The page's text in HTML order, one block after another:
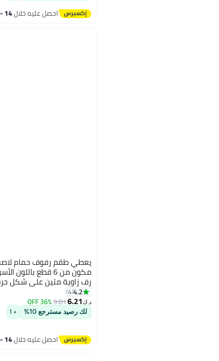
احصل عليه خلال14 - 15 اغسطس
يعطي طقم رفوف حمام
مكون من 6 قطع
وأدوات النظافة الشخصية وتخزين
4.2
4
د.ك‏6.21
9.81
36% OFF
لك رصيد مسترجع 10% + 1
احصل عليه خلال14 - 15 اغسطس